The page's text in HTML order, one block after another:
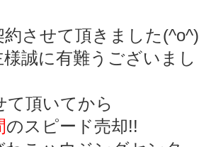
約させて頂きました(^o^)
誠に有難うございまし
て頂いてから
のスピード売却!!